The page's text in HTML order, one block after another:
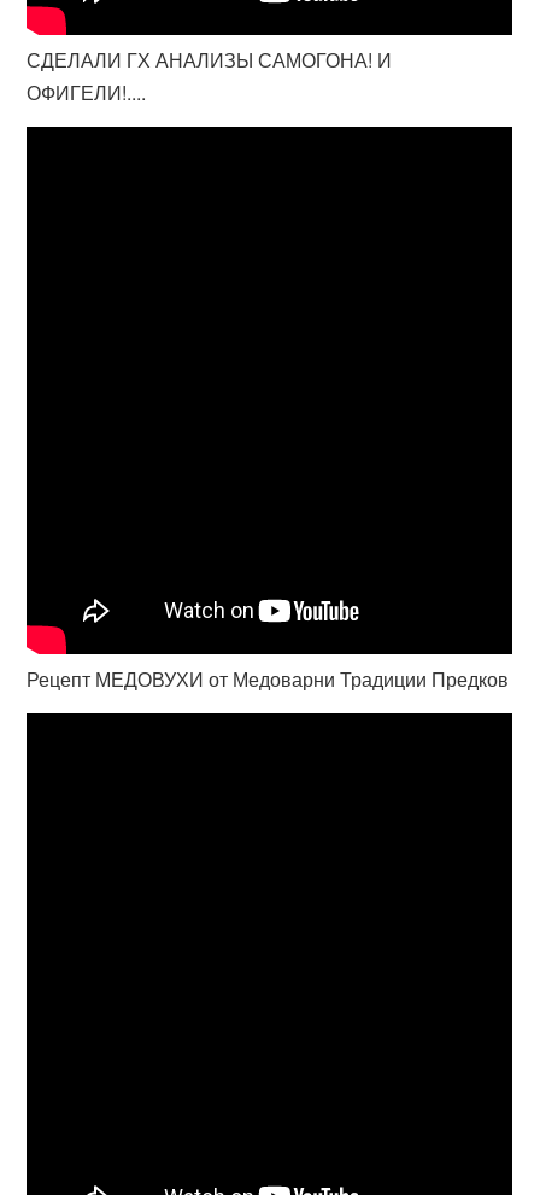
СДЕЛАЛИ ГХ АНАЛИЗЫ САМОГОНА! И
ОФИГЕЛИ!....
Рецепт МЕДОВУХИ от Медоварни Традиции Предков